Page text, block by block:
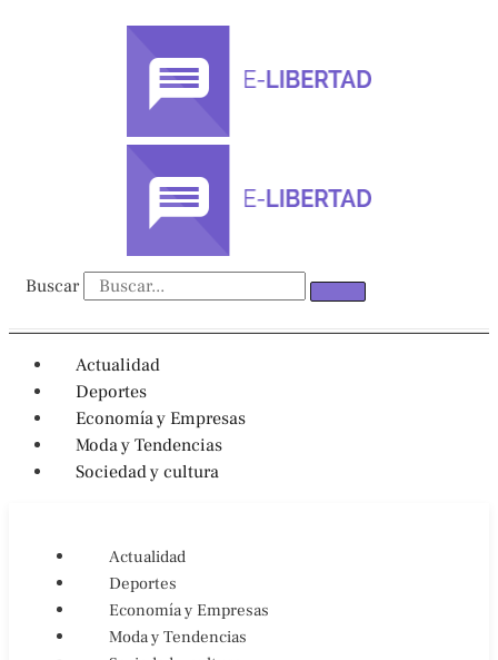
Buscar
Actualidad
Deportes
Economía y Empresas
Moda y Tendencias
Sociedad y cultura
Actualidad
Deportes
Economía y Empresas
Moda y Tendencias